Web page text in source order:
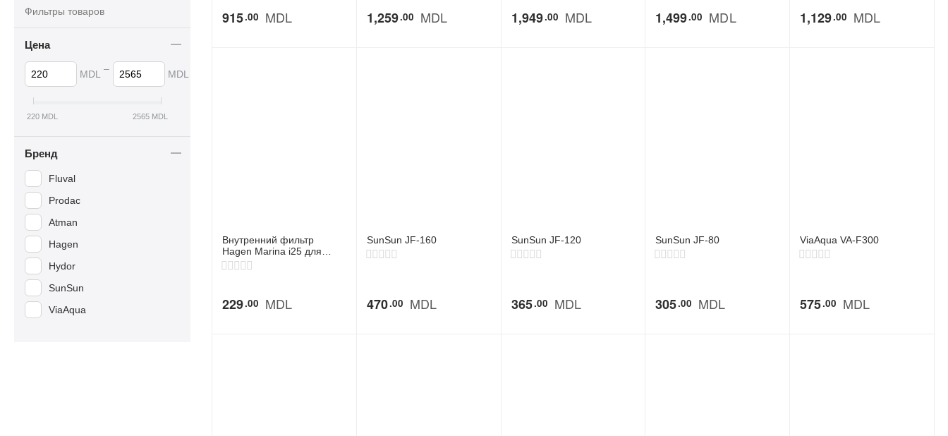
915 00 MDL 1,259 00 MDL 1,949 00 MDL 1,499 00 MDL 1,129 00 MDL
Внутренний фильтр
Hagen Marina i25 для
аквариумов до 25 л
229 00 MDL
SunSun JF-160
470 00 MDL
SunSun JF-120
365 00 MDL
SunSun JF-80
305 00 MDL
ViaAqua VA-F300
575 00 MDL
Фильтры товаров
Цена
MDL – MDL
220 MDL 2565MDL
Бренд
Fluval
Prodac
Atman
Hagen
Hydor
SunSun
ViaAqua